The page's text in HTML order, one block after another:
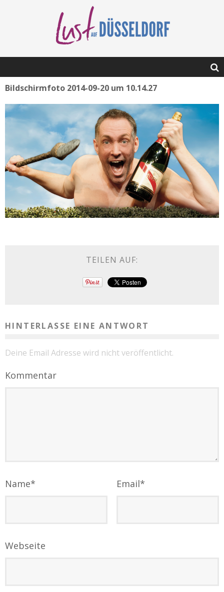
Bildschirmfoto 2014-09-20 um 10.14.27
TEILEN AUF:
HINTERLASSE EINE ANTWORT
Deine Email Adresse wird nicht veröffentlicht.
Kommentar
Name* Email*
Webseite